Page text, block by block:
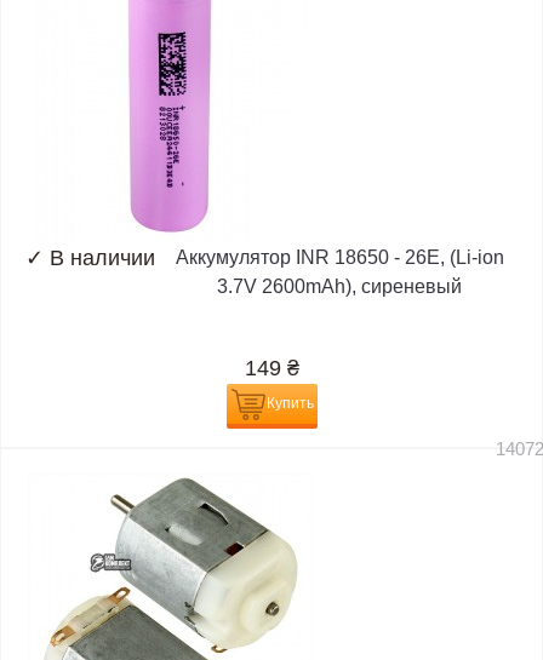
✓ В наличии
Аккумулятор INR 18650 - 26E, (Li-ion
3.7V 2600mAh), сиреневый
149 ₴
Купить